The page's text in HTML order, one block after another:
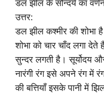
डल झील के सौन्दर्य का
उत्तर:
डल झील कश्मीर की
शोभा को चार चाँद लगा
सुन्दर लगती है। सूर्योदय
नारंगी रंग इसे अपने रंग में
की बत्तियाँ इसके पानी में